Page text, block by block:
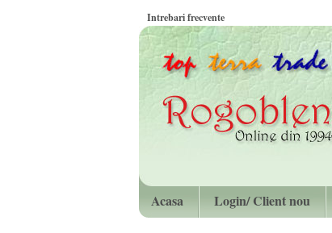
Intrebari frecvente
Acasa Login/ Client nou